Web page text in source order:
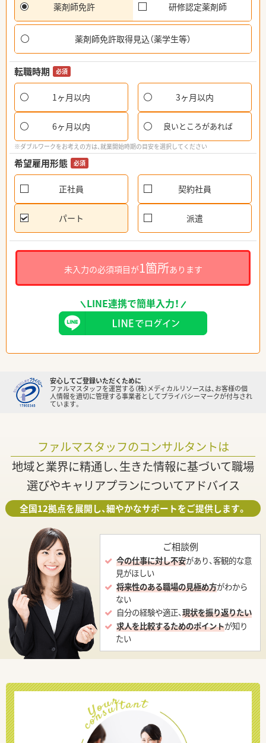
薬剤師免許 研修認定薬剤師
薬剤師免許取得見込（薬学生等）
転職時期 必須
1ヶ月以内 3ヶ月以内
6ヶ月以内 良いところがあれば
※ダブルワークをお考えの方は、就業開始時期の目安を選択してください
希望雇用形態 必須
正社員 契約社員
パート 派遣
未入力の必須項目が1箇所あります
LINE連携で簡単入力！
安心してご登録いただくために
ファルマスタッフを運営する（株）メディカルリソースは、お客様の個
人情報を適切に管理する事業者としてプライバシーマークが付与され
ています。
ファルマスタッフのコンサルタントは
地域と業界に精通し、生きた情報に基づいて職場
選びやキャリアプランについてアドバイス
全国12拠点を展開し、細やかなサポートをご提供します。
ご相談例
今の仕事に対し不安があり、客観的な意
見がほしい
将来性のある職場の見極め方がわから
ない
自分の経験や適正、現状を振り返りたい
求人を比較するためのポイントが知り
たい